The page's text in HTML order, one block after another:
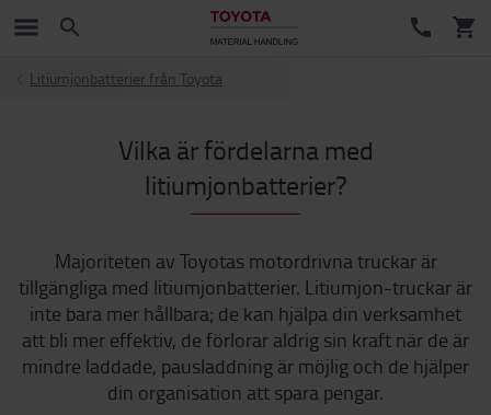
Litiumjonbatterier från Toyota
Vilka är fördelarna med
litiumjonbatterier?
Majoriteten av Toyotas motordrivna truckar är
tillgängliga med litiumjonbatterier. Litiumjon-truckar är
inte bara mer hållbara; de kan hjälpa din verksamhet
att bli mer effektiv, de förlorar aldrig sin kraft när de är
mindre laddade, pausladdning är möjlig och de hjälper
din organisation att spara pengar.